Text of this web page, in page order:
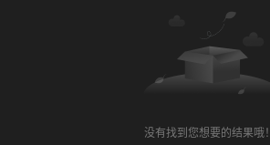
没有找到您想要的结果哦！